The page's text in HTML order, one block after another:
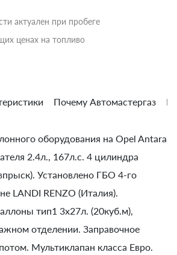
актуален при пробеге
ценах на топливо
Почему Автомастергаз
оборудования на Opel Antara
2.4л., 167л.с. 4 цилиндра
Установлено ГБО 4-го
LANDI RENZO (Италия).
тип1 3х27л. (20куб.м),
отделении. Заправочное
Мультиклапан класса Евро.